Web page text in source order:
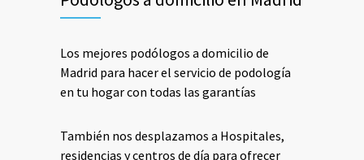
Los mejores podólogos a domicilio de
Madrid para hacer el servicio de podología
en tu hogar con todas las garantías
También nos desplazamos a Hospitales,
residencias y centros de día para ofrecer